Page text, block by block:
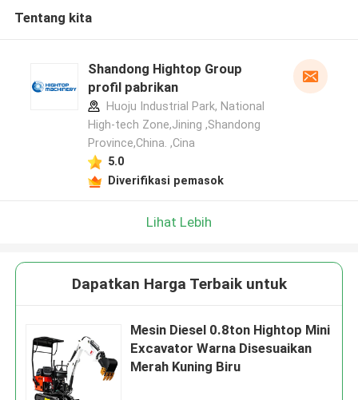
Tentang kita
Shandong Hightop Group
profil pabrikan
Huoju Industrial Park, National
High-tech Zone,Jining ,Shandong
Province,China. ,Cina
5.0
Diverifikasi pemasok
Lihat Lebih
Dapatkan Harga Terbaik untuk
Mesin Diesel 0.8ton Hightop Mini
Excavator Warna Disesuaikan
Merah Kuning Biru